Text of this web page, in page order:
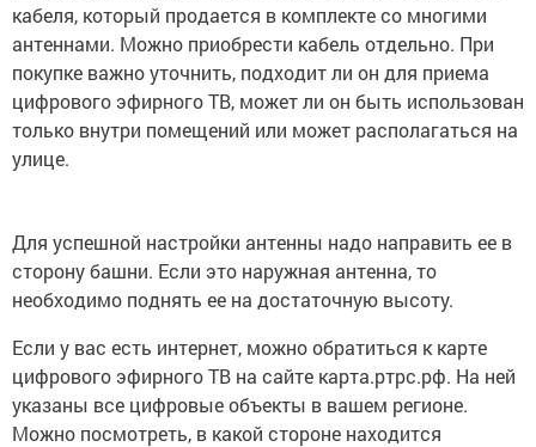
кабеля, который продается в комплекте со многими
антеннами. Можно приобрести кабель отдельно. При
покупке важно уточнить, подходит ли он для приема
цифрового эфирного ТВ, может ли он быть использован
только внутри помещений или может располагаться на
улице.
Для успешной настройки антенны надо направить ее в
сторону башни. Если это наружная антенна, то
необходимо поднять ее на достаточную высоту.
Если у вас есть интернет, можно обратиться к карте
цифрового эфирного ТВ на сайте карта.ртрс.рф. На ней
указаны все цифровые объекты в вашем регионе.
Можно посмотреть, в какой стороне находится